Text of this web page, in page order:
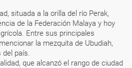
situada a la orilla del río Perak,
de la Federación Malaya y hoy
Entre sus principales
la mezquita de Ubudiah,
del país.
que alcanzó el rango de ciudad